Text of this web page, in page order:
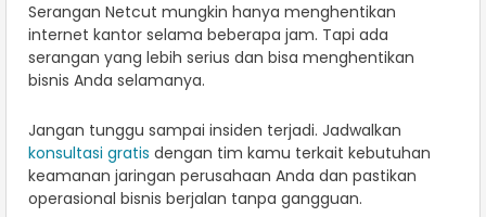
Serangan Netcut mungkin hanya menghentikan
internet kantor selama beberapa jam. Tapi ada
serangan yang lebih serius dan bisa menghentikan
bisnis Anda selamanya.
Jangan tunggu sampai insiden terjadi. Jadwalkan
konsultasi gratis dengan tim kamu terkait kebutuhan
keamanan jaringan perusahaan Anda dan pastikan
operasional bisnis berjalan tanpa gangguan.